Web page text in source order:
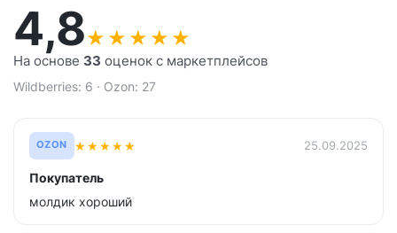
4,8★ ★ ★ ★ ★
На основе 33 оценок с маркетплейсов
Wildberries: 6 · Ozon: 27
OZON ★★★★★ 25.09.2025
Покупатель
молдик хороший